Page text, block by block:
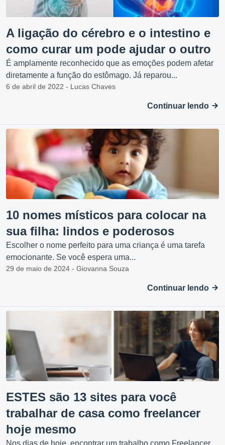
A ligação do cérebro e o intestino e
como curar um pode ajudar o outro
É amplamente reconhecido que as emoções podem afetar
diretamente a função do estômago. Já reparou...
6 de abril de 2022 - Lucas Chaves
Continuar lendo
10 nomes místicos para colocar na
sua filha: lindos e poderosos
Escolher o nome perfeito para uma criança é uma tarefa
emocionante. Se você espera uma...
29 de maio de 2024 - Giovanna Souza
Continuar lendo
ESTES são 13 sites para você
trabalhar de casa como freelancer
hoje mesmo
Nos dias de hoje, encontrar um trabalho como Freelancer